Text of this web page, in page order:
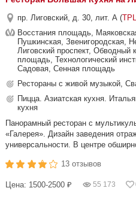
пр. Лиговский, д. 30, лит. А (
Восстания площадь,
Пушкинская, Звенигородская,
Лиговский проспект, Обводный
площадь, Технологический
Садовая, Сенная площадь
Рестораны с живой музыкой,
Пицца. Азиатская кухня.
кухня
Панорамный ресторан с
«Галерея». Дизайн заведения
универсальности. В центре
13 отзывов
Цена: 1500-2500 ₽ 55 173